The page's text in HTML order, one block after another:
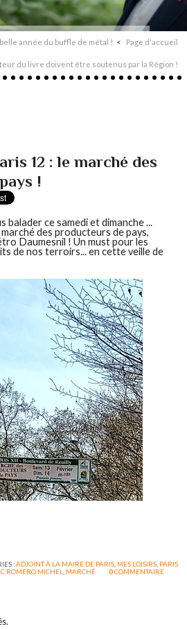
année du buffle de métal ! Page d'accueil
du livre doivent être soutenus par la Région !
12 : le marché des
!
balader ce samedi et dimanche ...
des producteurs de pays,
Daumesnil ! Un must pour les
de nos terroirs... en cette veille de
:ADJOINT À LA MAIRE DE PARIS, MES LOISIRS, PARIS
ROMERO MICHEL MARCHÉ 0COMMENTAIRE